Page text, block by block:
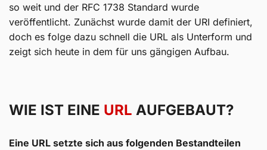
so weit und der RFC 1738 Standard wurde
veröffentlicht. Zunächst wurde damit der URI definiert,
doch es folge dazu schnell die URL als Unterform und
zeigt sich heute in dem für uns gängigen Aufbau.
WIE IST EINE URL AUFGEBAUT?
Eine URL setzte sich aus folgenden Bestandteilen